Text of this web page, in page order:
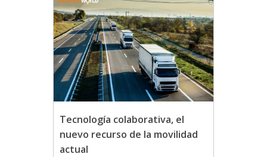
Tecnología colaborativa, el
nuevo recurso de la movilidad
actual